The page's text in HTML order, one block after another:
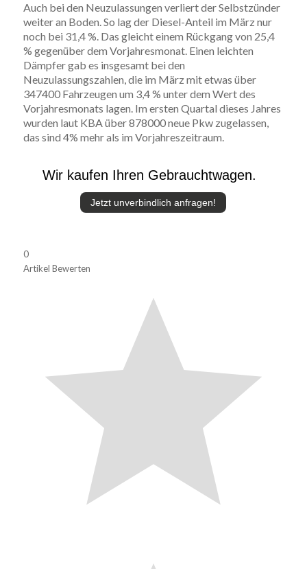
Auch bei den Neuzulassungen verliert der Selbstzünder
weiter an Boden. So lag der Diesel-Anteil im März nur
noch bei 31,4 %. Das gleicht einem Rückgang von 25,4
% gegenüber dem Vorjahresmonat. Einen leichten
Dämpfer gab es insgesamt bei den
Neuzulassungszahlen, die im März mit etwas über
347400 Fahrzeugen um 3,4 % unter dem Wert des
Vorjahresmonats lagen. Im ersten Quartal dieses Jahres
wurden laut KBA über 878000 neue Pkw zugelassen,
das sind 4% mehr als im Vorjahreszeitraum.
Wir kaufen Ihren Gebrauchtwagen.
Jetzt unverbindlich anfragen!
0
Artikel Bewerten